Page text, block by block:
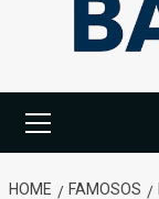
Menu
HOME FAMOSOS